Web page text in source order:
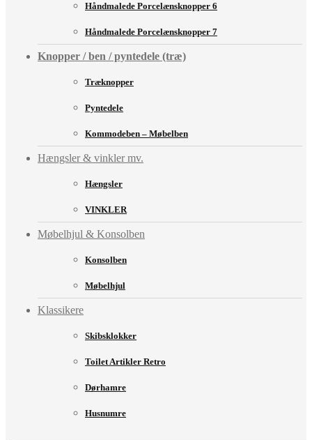
Håndmalede Porcelænsknopper 6
Håndmalede Porcelænsknopper 7
Knopper / ben / pyntedele (træ)
Træknopper
Pyntedele
Kommodeben – Møbelben
Hængsler & vinkler mv.
Hængsler
VINKLER
Møbelhjul & Konsolben
Konsolben
Møbelhjul
Klassikere
Skibsklokker
Toilet Artikler Retro
Dørhamre
Husnumre